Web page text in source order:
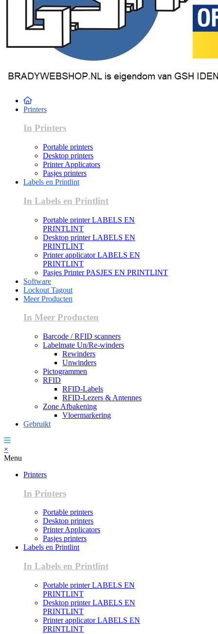
Printers
In Printers
Portable printers
Desktop printers
Printer Applicators
Pasjes printers
Labels en Printlint
In Labels en Printlint
Portable printer LABELS EN
PRINTLINT
Desktop printer LABELS EN
PRINTLINT
Printer applicator LABELS EN
PRINTLINT
Pasjes Printer PASJES EN PRINTLINT
Software
Lockout Tagout
Meer Producten
In Meer Producten
Barcode / RFID scanners
Labelmate Un/Re-winders
Rewinders
Unwinders
Pictogrammen
RFID
RFID-Labels
RFID-Lezers & Antennes
Zone Afbakening
Vloermarkering
Gebruikt
×
Menu
Printers
In Printers
Portable printers
Desktop printers
Printer Applicators
Pasjes printers
Labels en Printlint
In Labels en Printlint
Portable printer LABELS EN
PRINTLINT
Desktop printer LABELS EN
PRINTLINT
Printer applicator LABELS EN
PRINTLINT